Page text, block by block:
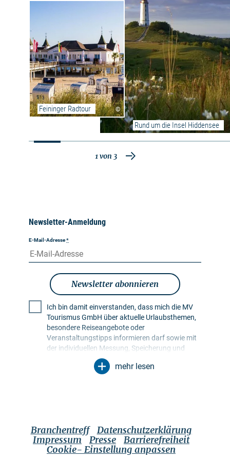
traditionellen Schulstunde teilzunehmen.
Wieder in Göhren bringt der „Rasende Roland“
Radfahrer zurück nach Putbus. In einem
speziell dafür vorgesehenen Waggon dürfen die
Räder mitgeführt werden.
©
Feininger Radtour
Rund um die Insel Hiddensee
1 von 3
Newsletter-Anmeldung
E-Mail-Adresse*
Newsletter abonnieren
Ich bin damit einverstanden, dass mich die MV
Tourismus GmbH über aktuelle Urlaubsthemen,
besondere Reiseangebote oder
Veranstaltungstipps informieren darf sowie mit
der individuellen Messung, Speicherung und
Auswertung von Öffnungs- und Klickraten in
Empfängerprofilen zu Zwecken der Gestaltung
widerrufen kann. Dies kann ich über einen
Abmeldelink im jeweiligen Newsletter tun oder
über die im Impressum genannten
mehr lesen
Branchentreff
Datenschutzerklärung
Impressum
Presse
Barrierefreiheit
Cookie- Einstellung anpassen